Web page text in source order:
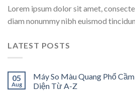
Lorem ipsum dolor sit amet,
diam nonummy nibh euismod
LATEST POSTS
05
Aug
Máy So Màu Quang Phổ
Diện Từ A-Z